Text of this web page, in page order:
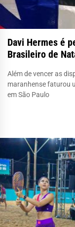
Davi Hermes é
Brasileiro de
Além de vencer as
maranhense faturou
em São Paulo